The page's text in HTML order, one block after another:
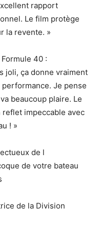
rapport
Le film protège
la revente. »
40 :
joli, ça donne vraiment
Je pense
beaucoup plaire. Le
impeccable avec
! »
de l
de votre bateau
de la Division